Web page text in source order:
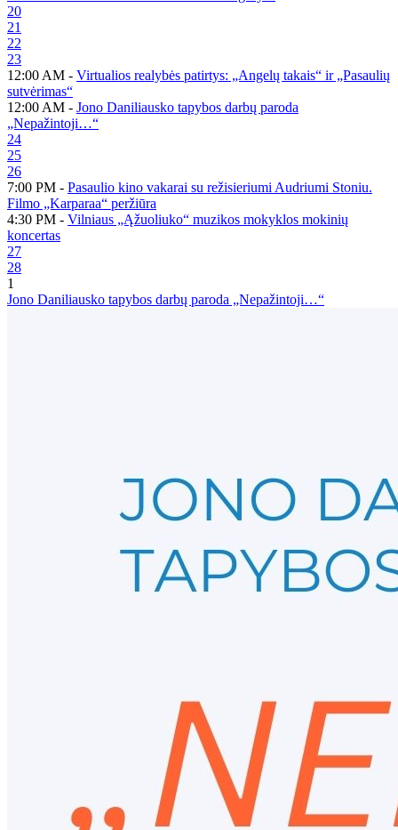
20
21
22
23
12:00 AM - Virtualios realybės patirtys: „Angelų takais“ ir „Pasaulių
sutvėrimas“
12:00 AM - Jono Daniliausko tapybos darbų paroda
„Nepažintoji…“
24
25
26
7:00 PM - Pasaulio kino vakarai su režisieriumi Audriumi Stoniu.
Filmo „Karparaa“ peržiūra
4:30 PM - Vilniaus „Ąžuoliuko“ muzikos mokyklos mokinių
koncertas
27
28
1
Jono Daniliausko tapybos darbų paroda „Nepažintoji…“